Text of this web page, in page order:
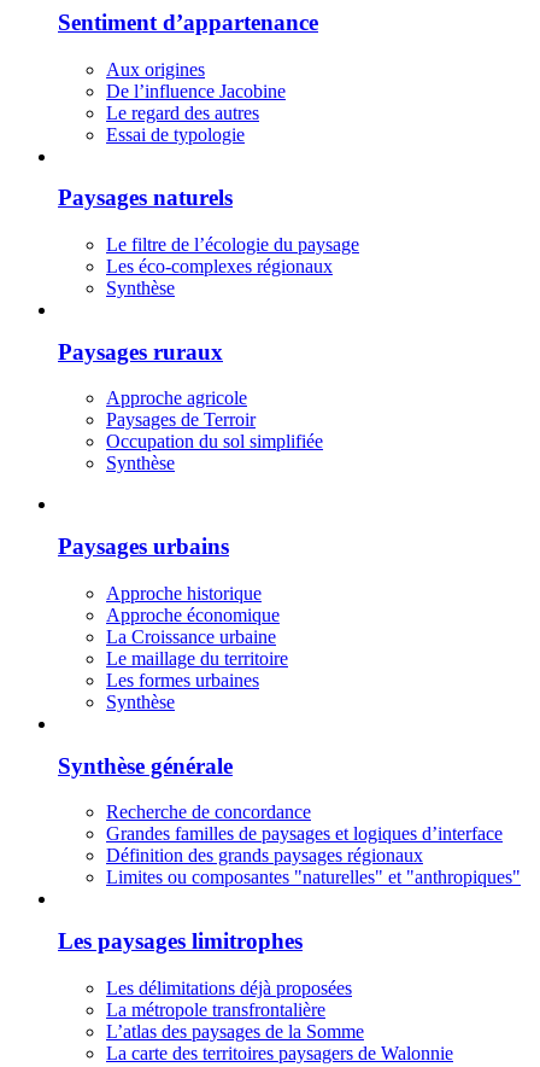
Sentiment d’appartenance
Aux origines
De l’influence Jacobine
Le regard des autres
Essai de typologie
Paysages naturels
Le filtre de l’écologie du paysage
Les éco-complexes régionaux
Synthèse
Paysages ruraux
Approche agricole
Paysages de Terroir
Occupation du sol simplifiée
Synthèse
Paysages urbains
Approche historique
Approche économique
La Croissance urbaine
Le maillage du territoire
Les formes urbaines
Synthèse
Synthèse générale
Recherche de concordance
Grandes familles de paysages et logiques d’interface
Définition des grands paysages régionaux
Limites ou composantes "naturelles" et "anthropiques"
Les paysages limitrophes
Les délimitations déjà proposées
La métropole transfrontalière
L’atlas des paysages de la Somme
La carte des territoires paysagers de Walonnie